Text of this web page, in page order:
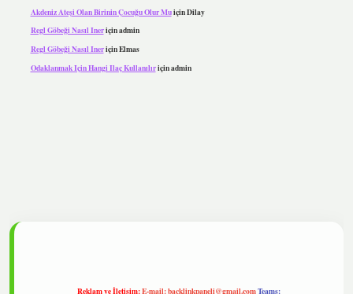
Akdeniz Ateşi Olan Birinin Çocuğu Olur MuiçinDilay
Regl Göbeği Nasıl Ineriçinadmin
Regl Göbeği Nasıl IneriçinElmas
Odaklanmak Için Hangi Ilaç Kullanılıriçinadmin
Reklam ve İletişim:E-mail:backlinkpaneli@gmail.comTeams: